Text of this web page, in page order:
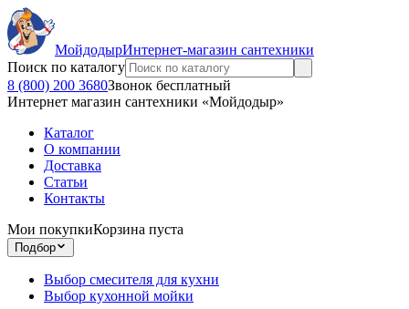
МойдодырИнтернет-магазин сантехники
Поиск по каталогу
8 (800) 200 3680Звонок бесплатный
Интернет магазин сантехники «Мойдодыр»
Каталог
О компании
Доставка
Статьи
Контакты
Мои покупкиКорзина пуста
Подбор
Выбор смесителя для кухни
Выбор кухонной мойки